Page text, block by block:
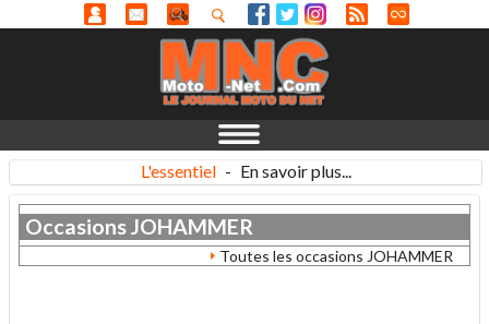
L'essentiel - En savoir plus...
OccasionsJOHAMMER
Toutes les occasions JOHAMMER